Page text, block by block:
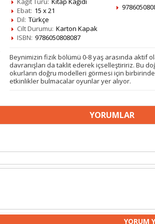
Ebat: 15 x 21
Dil: Türkçe
Cilt Durumu: Karton Kapak
ISBN: 9786050808087
Beynimizin fizik bölümü 0-8 yaş arasında aktif
davranışları da taklit ederek içselleştiririz. Bu
okurların doğru modelleri görmesi için
etkinlikler bulmacalar oyunlar yer alıyor.
YORUMLAR